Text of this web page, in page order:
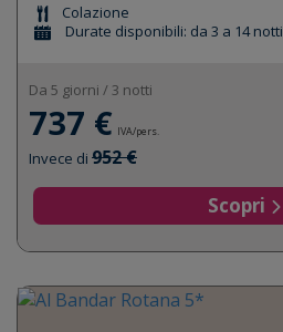
Colazione
Durate disponibili: da 3 a 14 notti
Da 5 giorni / 3 notti
737 € IVA/pers.
Invece di 952 €
Scopri